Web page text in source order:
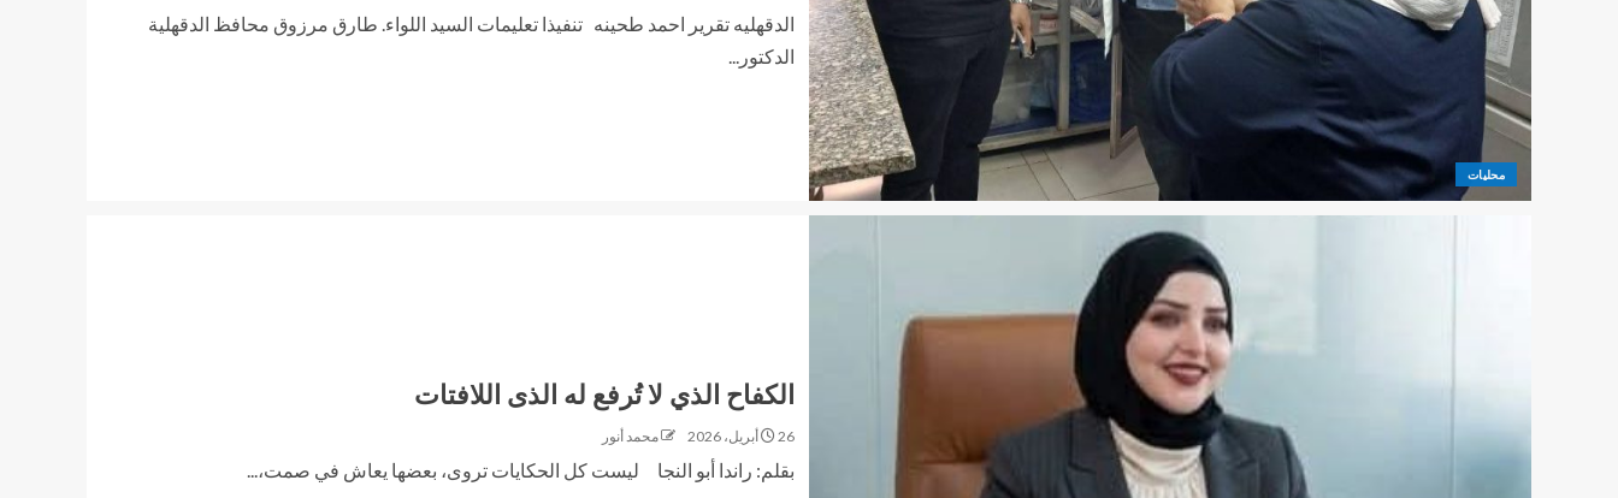
محليات
الدقهليه تقرير احمد طحينه تنفيذا تعليمات السيد اللواء. طارق مرزوق محافظ الدقهلية
الدكتور...
الكفاح الذي لا تُرفع له الذى اللافتات
26 أبريل، 2026 محمد أنور
بقلم: راندا أبو النجا ليست كل الحكايات تروى، بعضها يعاش في صمت،...